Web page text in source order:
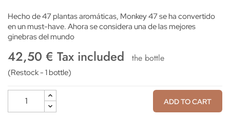
Hecho de 47 plantas aromáticas, Monkey 47 se ha convertido
en un must-have. Ahora se considera una de las mejores
ginebras del mundo
42,50 € Tax included the bottle
(Restock - 1 bottle)
ADD TO CART